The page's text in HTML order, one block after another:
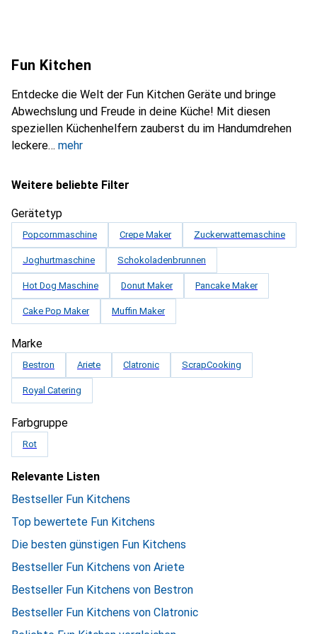
Fun Kitchen
Entdecke die Welt der Fun Kitchen Geräte und bringe
Abwechslung und Freude in deine Küche! Mit diesen
speziellen Küchenhelfern zauberst du im Handumdrehen
leckere
mehr
Weitere beliebte Filter
Gerätetyp
Popcornmaschine Crepe Maker Zuckerwattemaschine
Joghurtmaschine Schokoladenbrunnen
Hot Dog Maschine Donut Maker Pancake Maker
Cake Pop Maker Muffin Maker
Marke
Bestron Ariete Clatronic ScrapCooking
Royal Catering
Farbgruppe
Rot
Relevante Listen
Bestseller Fun Kitchens
Top bewertete Fun Kitchens
Die besten günstigen Fun Kitchens
Bestseller Fun Kitchens von Ariete
Bestseller Fun Kitchens von Bestron
Bestseller Fun Kitchens von Clatronic